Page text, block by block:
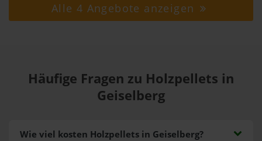
Alle 4 Angebote anzeigen
Häufige Fragen zu Holzpellets in
Geiselberg
Wie viel kosten Holzpellets in Geiselberg?